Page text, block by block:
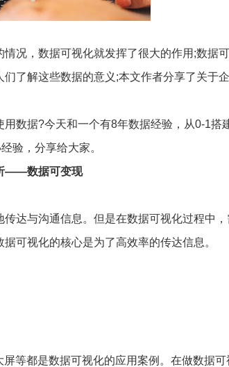
况，数据可视化就发挥了很大的作用;数据
了解这些数据的意义;本文作者分享了关于
数据?今天和一个有8年数据经验，从0-1搭
验，分享给大家。
——数据可变现
达与沟通信息。但是在数据可视化过程中，
可视化的核心是为了高效率的传达信息。
等都是数据可视化的应用案例。在做数据可